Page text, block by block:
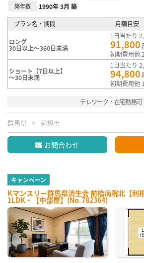
築年数 1990年 3月 築
プラン名・期間 月額目安
ロング
30日以上～360日未満
1日当たり
91,800
初期費用他
ショート【7日以上】
～30日未満
1日当たり
94,800
初期費用他
テレワーク・在宅勤務可
群馬県 前橋市
お問合わせ
キャンペーン
Kマンスリー群馬県済生会 前橋病院北【利
1LDK・【中部屋】(No.782364)